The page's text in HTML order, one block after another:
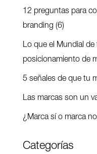
12 preguntas para
branding (6)
Lo que el Mundial
posicionamiento de
5 señales de que tu
Las marcas son un
¿Marca sí o marca
Categorías